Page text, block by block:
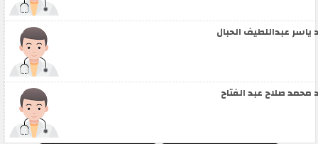
ياسر عبداللطيف الحبال
محمد صلاح عبد الفتاح